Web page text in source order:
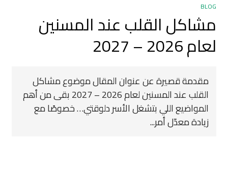
BLOG
مشاكل القلب عند المسنين
لعام 2026 – 2027
مقدمة قصيرة عن عنوان المقال موضوع مشاكل
القلب عند المسنين لعام 2026 – 2027 بقى من أهم
المواضيع اللي بتشغل الأسر دلوقتي… خصوصًا مع
زيادة معدّل أمر...